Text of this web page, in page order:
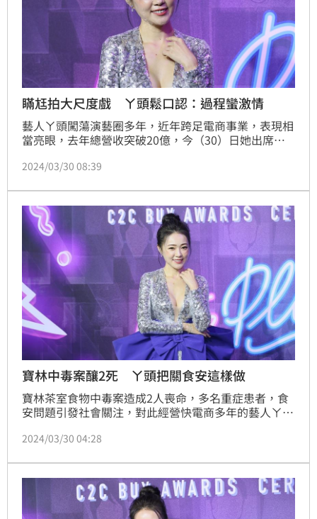
瞞尪拍大尺度戲 ㄚ頭鬆口認：過程蠻激情
藝人ㄚ頭闖蕩演藝圈多年，近年跨足電商事業，表現相
當亮眼，去年總營收突破20億，今（30）日她出席記
不住直呼：「目光不知道該往哪看。」而這幾年將心力
「有一些尺度蠻害羞的。」
2024/03/30 08:39
寶林中毒案釀2死 ㄚ頭把關食安這樣做
寶林茶室食物中毒案造成2人喪命，多名重症患者，食
安問題引發社會關注，對此經營快電商多年的藝人ㄚ
把關，商品也有都有投保保險，一切都遵照法規，喊話
2024/03/30 04:28